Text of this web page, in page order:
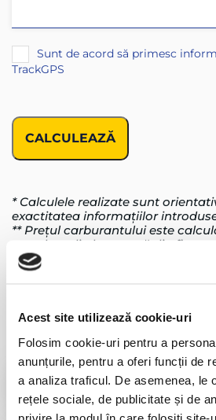
Acest site utilizează cookie-uri
Folosim cookie-uri pentru a
anunțurile, pentru a oferi funcții de
a analiza traficul. De asemenea, le
rețele sociale, de publicitate și de
privire la modul în care folosiți site-
Sunt de acord să primesc
TrackGPS
* Calculele realizate sunt
exactitatea informațiilor
** Prețul carburantului este
prețul mediu la pompă din fiecare
Întrebări
Cum se implementează